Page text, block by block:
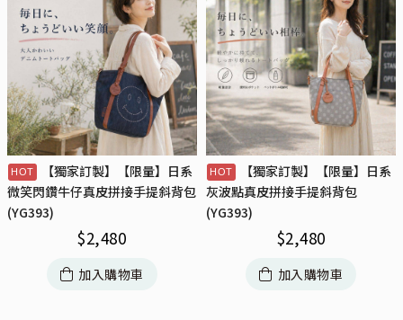
【獨家訂製】【限量】日系
微笑閃鑽牛仔真皮拼接手提斜背包
(YG393)
$2,480
加入購物車
【獨家訂製】【限量】日系
灰波點真皮拼接手提斜背包
(YG393)
$2,480
加入購物車